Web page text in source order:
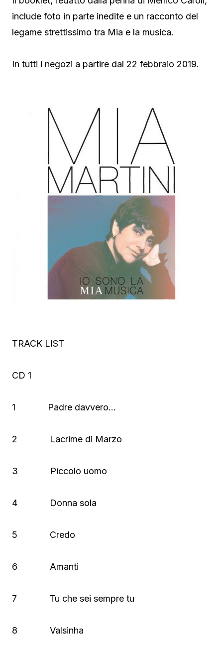
include foto in parte inedite e un racconto del
legame strettissimo tra Mia e la musica.
In tutti i negozi a partire dal 22 febbraio 2019.
TRACK LIST
CD 1
1 Padre davvero…
2 Lacrime di Marzo
3 Piccolo uomo
4 Donna sola
5 Credo
6 Amanti
7 Tu che sei sempre tu
8 Valsinha